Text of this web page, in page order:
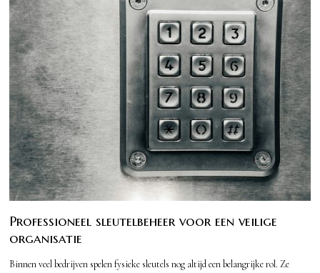
Professioneel sleutelbeheer voor een veilige
organisatie
Binnen veel bedrijven spelen fysieke sleutels nog altijd een belangrijke rol. Ze